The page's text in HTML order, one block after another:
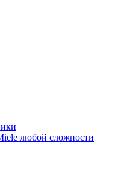
любой сложности